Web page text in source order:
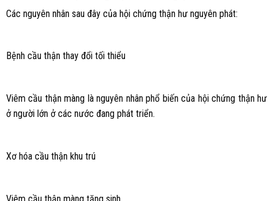
Các nguyên nhân sau đây của hội chứng thận hư nguyên phát:
Bệnh cầu thận thay đổi tối thiểu
Viêm cầu thận màng là nguyên nhân phổ biến của hội chứng thận hư
ở người lớn ở các nước đang phát triển.
Xơ hóa cầu thận khu trú